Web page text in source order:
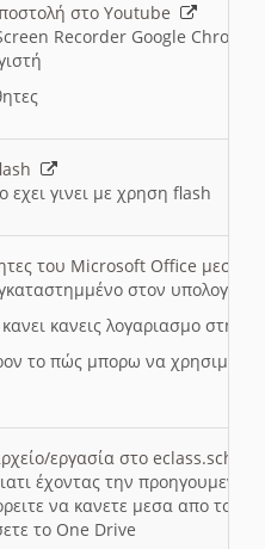
στο Youtube
Recorder Google Chrome
εχει γινει με χρηση flash
του Microsoft Office μεσω
στον
κανεις λογαριασμο στη
το πώς μπορω να
εργασία στο eclass.sch.gr
έχοντας την
να κανετε μεσα απο το
το One Drive